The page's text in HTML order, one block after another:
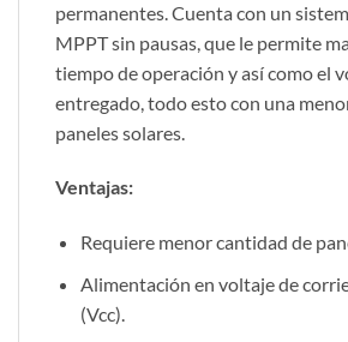
permanentes. Cuenta con un
MPPT sin pausas, que le permite
tiempo de operación y así como el
entregado, todo esto con una
paneles solares.
Ventajas:
Requiere menor cantidad de
Alimentación en voltaje de
(Vcc).